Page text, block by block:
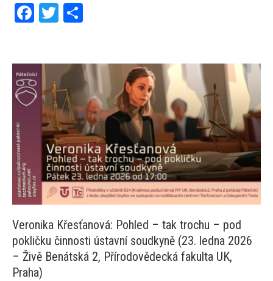
Facebook
Twitter
Veronika Křesťanová: Pohled – tak trochu – pod
pokličku činnosti ústavní soudkyně (23. ledna 2026
– Živě Benátská 2, Přírodovědecká fakulta UK,
Praha)